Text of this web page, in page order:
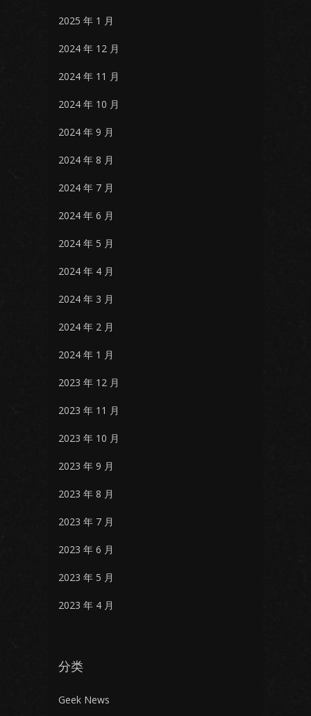
2025 年 1 月
2024 年 12 月
2024 年 11 月
2024 年 10 月
2024 年 9 月
2024 年 8 月
2024 年 7 月
2024 年 6 月
2024 年 5 月
2024 年 4 月
2024 年 3 月
2024 年 2 月
2024 年 1 月
2023 年 12 月
2023 年 11 月
2023 年 10 月
2023 年 9 月
2023 年 8 月
2023 年 7 月
2023 年 6 月
2023 年 5 月
2023 年 4 月
分类
Geek News